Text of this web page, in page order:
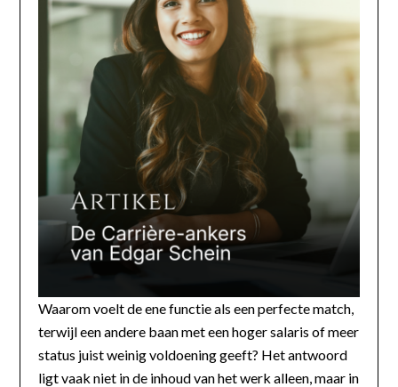
Waarom voelt de ene functie als een perfecte match,
terwijl een andere baan met een hoger salaris of meer
status juist weinig voldoening geeft? Het antwoord
ligt vaak niet in de inhoud van het werk alleen, maar in